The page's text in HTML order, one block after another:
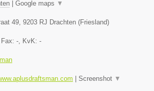
Google maps ▼
49, 9203 RJ Drachten (Friesland)
-, KvK: -
Screenshot ▼